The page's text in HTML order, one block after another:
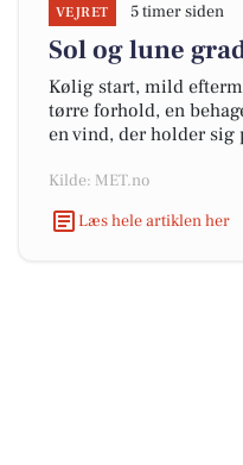
VEJRET 5 timer siden
Sol og lune
Kølig start, mild
tørre forhold, en
en vind, der holder sig
Kilde: MET.no
Læs hele artiklen her